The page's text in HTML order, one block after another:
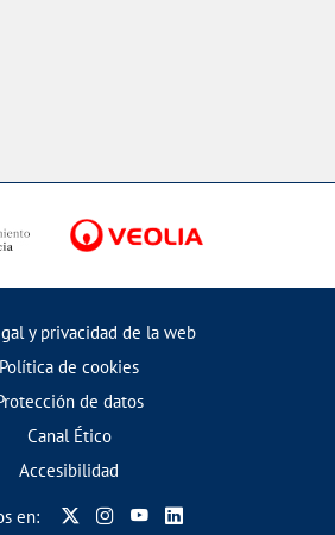
y privacidad de la web
Política de cookies
de datos
Canal Ético
Accesibilidad
en: